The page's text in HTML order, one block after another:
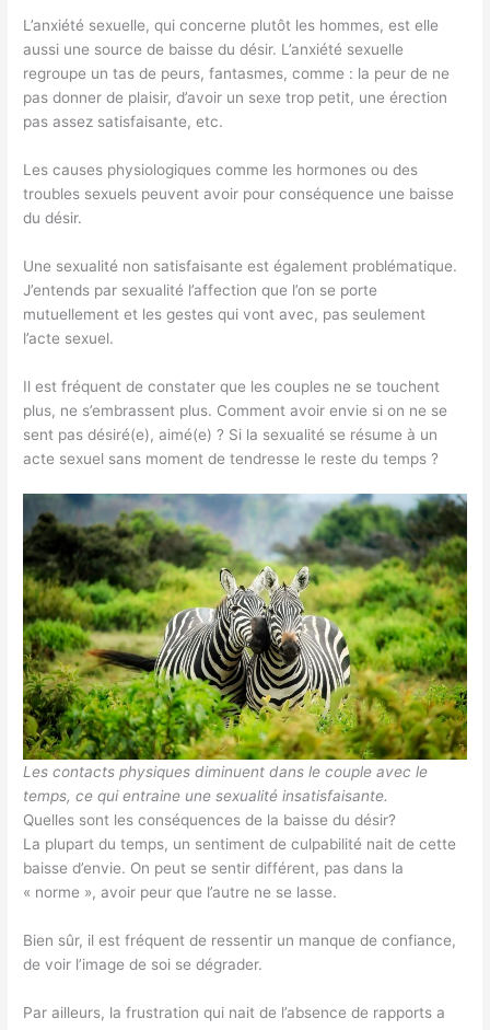
L’anxiété sexuelle, qui concerne plutôt les hommes, est elle
aussi une source de baisse du désir. L’anxiété sexuelle
regroupe un tas de peurs, fantasmes, comme : la peur de ne
pas donner de plaisir, d’avoir un sexe trop petit, une érection
pas assez satisfaisante, etc.
Les causes physiologiques comme les hormones ou des
troubles sexuels peuvent avoir pour conséquence une baisse
du désir.
Une sexualité non satisfaisante est également problématique.
J’entends par sexualité l’affection que l’on se porte
mutuellement et les gestes qui vont avec, pas seulement
l’acte sexuel.
Il est fréquent de constater que les couples ne se touchent
plus, ne s’embrassent plus. Comment avoir envie si on ne se
sent pas désiré(e), aimé(e) ? Si la sexualité se résume à un
acte sexuel sans moment de tendresse le reste du temps ?
Les contacts physiques diminuent dans le couple avec le
temps, ce qui entraine une sexualité insatisfaisante.
Quelles sont les conséquences de la baisse du désir?
La plupart du temps, un sentiment de culpabilité nait de cette
baisse d’envie. On peut se sentir différent, pas dans la
« norme », avoir peur que l’autre ne se lasse.
Bien sûr, il est fréquent de ressentir un manque de confiance,
de voir l’image de soi se dégrader.
Par ailleurs, la frustration qui nait de l’absence de rapports a